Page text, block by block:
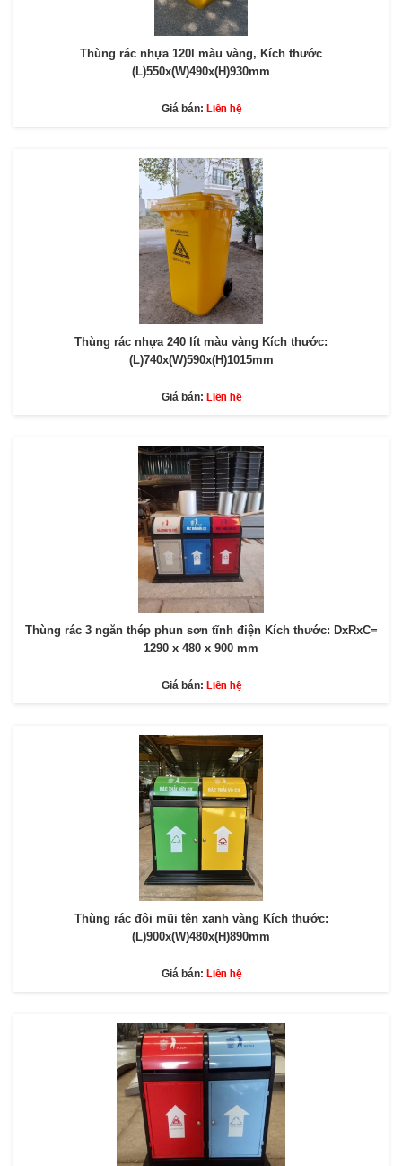
Thùng rác nhựa 120l màu vàng, Kích thước
(L)550x(W)490x(H)930mm
Giá bán: Liên hệ
Thùng rác nhựa 240 lít màu vàng Kích thước:
(L)740x(W)590x(H)1015mm
Giá bán: Liên hệ
Thùng rác 3 ngăn thép phun sơn tĩnh điện Kích thước: DxRxC=
1290 x 480 x 900 mm
Giá bán: Liên hệ
Thùng rác đôi mũi tên xanh vàng Kích thước:
(L)900x(W)480x(H)890mm
Giá bán: Liên hệ